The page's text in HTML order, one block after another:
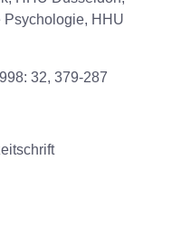
Psychologie, HHU
32, 379-287